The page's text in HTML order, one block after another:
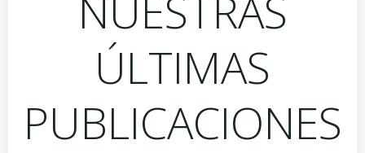
ÚLTIMAS
PUBLICACIONES